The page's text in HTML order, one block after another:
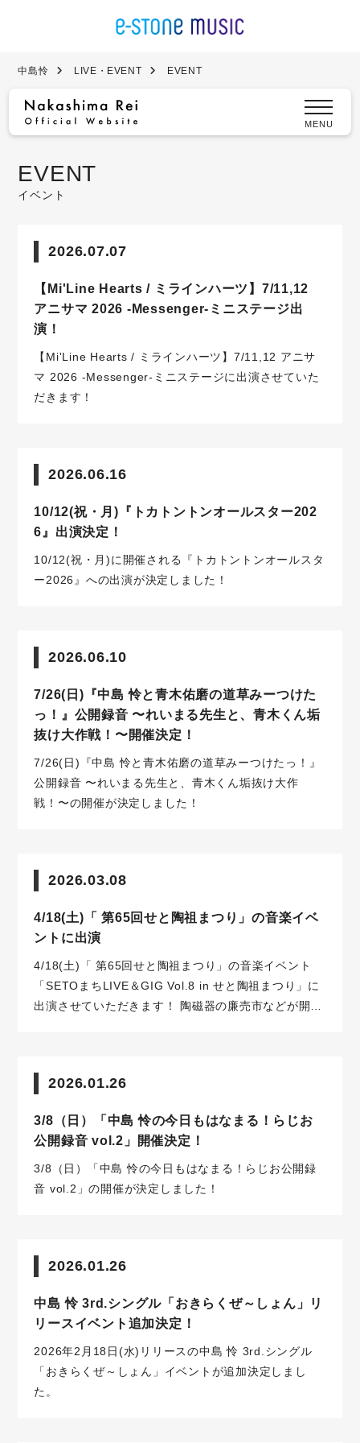
MENU
中島怜 LIVE・EVENT EVENT
EVENT
イベント
2026.07.07
【Mi'Line Hearts / ミラインハーツ】7/11,12
アニサマ 2026 -Messenger-ミニステージ出
演！
【Mi'Line Hearts / ミラインハーツ】7/11,12 アニサ
マ 2026 -Messenger-ミニステージに出演させていた
だきます！
2026.06.16
10/12(祝・月)『トカトントンオールスター202
6』出演決定！
10/12(祝・月)に開催される『トカトントンオールスタ
ー2026』への出演が決定しました！
2026.06.10
7/26(日)『中島 怜と青木佑磨の道草みーつけた
っ！』公開録音 〜れいまる先生と、青木くん垢
抜け大作戦！〜開催決定！
7/26(日)『中島 怜と青木佑磨の道草みーつけたっ！』
公開録音 〜れいまる先生と、青木くん垢抜け大作
戦！〜の開催が決定しました！
2026.03.08
4/18(土)「 第65回せと陶祖まつり」の音楽イベ
ントに出演
4/18(土)「 第65回せと陶祖まつり」の音楽イベント
「SETOまちLIVE＆GIG Vol.8 in せと陶祖まつり」に
出演させていただきます！
陶磁器の廉売市などが開催
2026.01.26
3/8（日）「中島 怜の今日もはなまる！らじお
公開録音 vol.2」開催決定！
3/8（日）「中島 怜の今日もはなまる！らじお公開録
音 vol.2」の開催が決定しました！
2026.01.26
中島 怜 3rd.シングル「おきらくぜ～しょん」リ
リースイベント追加決定！
2026年2月18日(水)リリースの中島 怜 3rd.シングル
「おきらくぜ～しょん」イベントが追加決定しまし
た。